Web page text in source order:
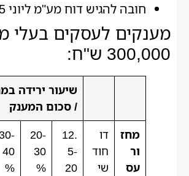
חובה להגיש דוח מע"מ ליוני 2025.
מענקים לעסקים בעלי
300,000 ש"ח:
שיעור ירידה
/ סכום המענק
מחז
ור
עס
דו
חוד
שי
12.
5-
20
20-
30
%
40
%